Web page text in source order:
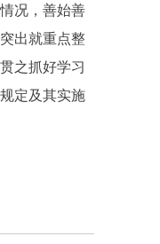
况，善始善
出就重点整
之抓好学习
定及其实施